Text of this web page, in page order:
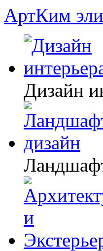
АртКим
Дизайн